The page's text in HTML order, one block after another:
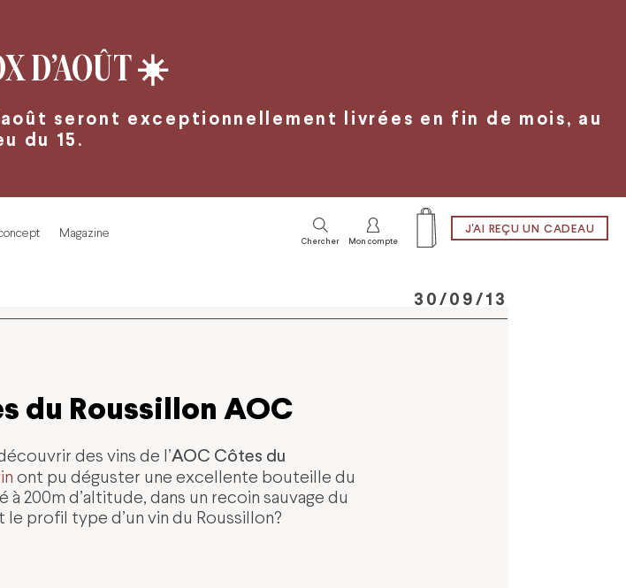
D’AOÛT☀️
seront exceptionnellement livrées en fin de mois, au
du 15.
Magazine J'AI REÇU UN CADEAU
Chercher Mon compte
30/09/13
du Roussillon AOC
des vins de l’AOC Côtes du
ont pu déguster une excellente bouteille du
à 200m d’altitude, dans un recoin sauvage du
profil type d’un vin du Roussillon?